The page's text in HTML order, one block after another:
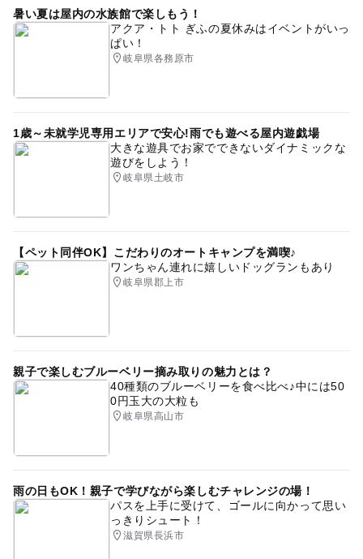
暑い夏は屋内の水族館で楽しもう！
アクア・トト ぎふの夏休みはイベントがいっ
ぱい！
岐阜県各務原市
1歳～未就学児専用エリアで安心!雨でも遊べる屋内遊戯場
大きな遊具でお家でできないダイナミックな
遊びをしよう！
岐阜県土岐市
【ペット同伴OK】こだわりのオートキャンプを満喫♪
ワンちゃん連れに嬉しいドッグランもあり
岐阜県郡上市
親子で楽しむブルーベリー摘み取りの魅力とは？
40種類のブルーベリーを食べ比べ♪中には50
0円玉大の大粒も
岐阜県高山市
雨の日もOK！親子で学びながら楽しむチャレンジの場！
パスを上手に受けて、ゴールに向かって思い
っきりシュート！
滋賀県長浜市